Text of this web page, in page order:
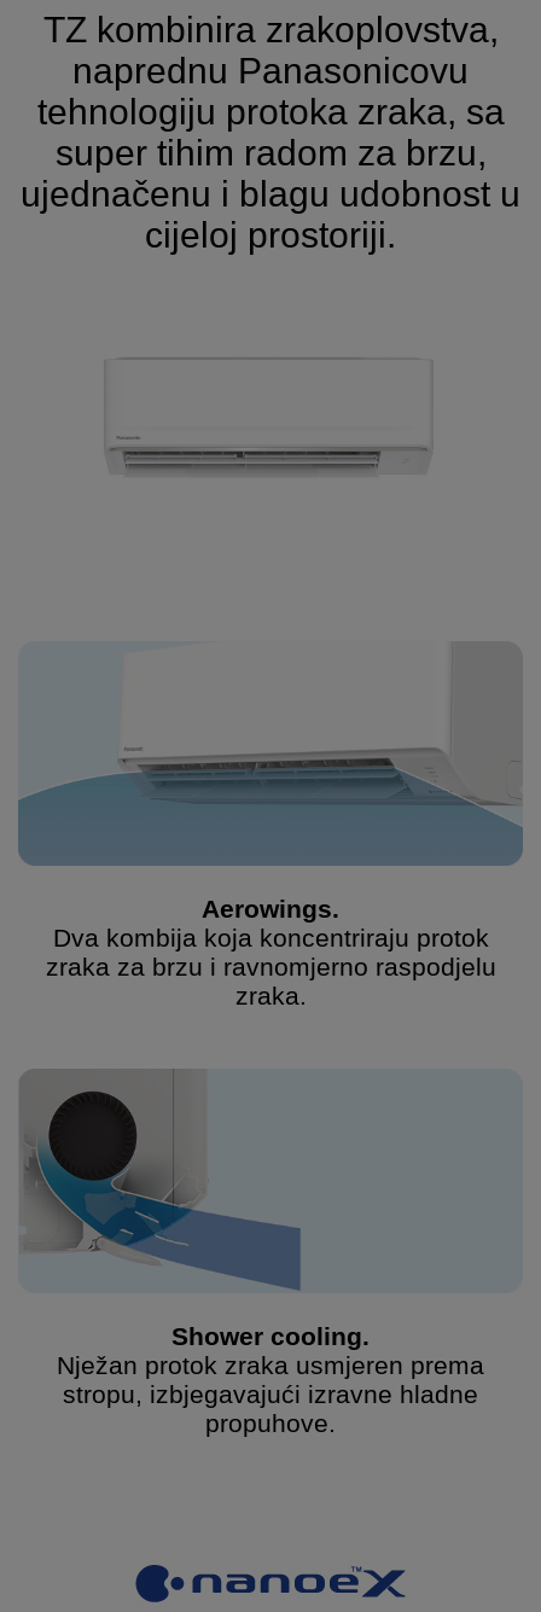
TZ kombinira zrakoplovstva,
naprednu Panasonicovu
tehnologiju protoka zraka, sa
super tihim radom za brzu,
ujednačenu i blagu udobnost u
cijeloj prostoriji.
Aerowings.
Dva kombija koja koncentriraju protok
zraka za brzu i ravnomjerno raspodjelu
zraka.
Shower cooling.
Nježan protok zraka usmjeren prema
stropu, izbjegavajući izravne hladne
propuhove.